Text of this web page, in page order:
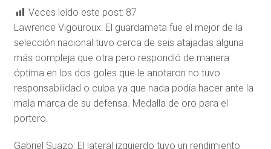
Veces leído este post: 87
Lawrence Vigouroux: El guardameta fue el mejor de la
selección nacional tuvo cerca de seis atajadas alguna
más compleja que otra pero respondió de manera
óptima en los dos goles que le anotaron no tuvo
responsabilidad o culpa ya que nada podía hacer ante la
mala marca de su defensa. Medalla de oro para el
portero.
Gabriel Suazo: El lateral izquierdo tuvo un rendimiento